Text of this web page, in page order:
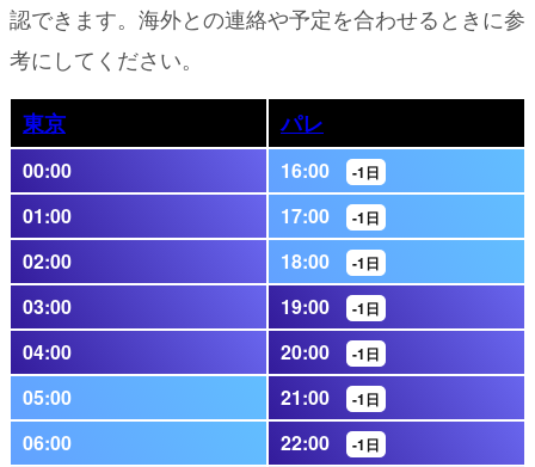
認できます。海外との連絡や予定を合わせるときに参
考にしてください。
東京 パレ
00:00 16:00 -1日
01:00 17:00 -1日
02:00 18:00 -1日
03:00 19:00 -1日
04:00 20:00 -1日
05:00 21:00 -1日
06:00 22:00 -1日